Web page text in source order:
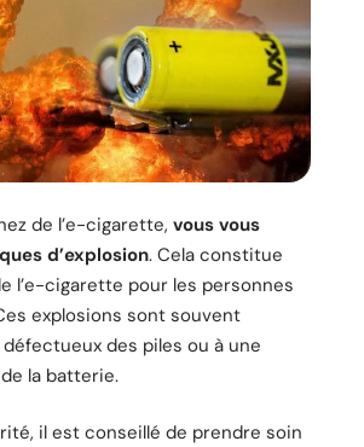
de l’e-cigarette, vous vous
d’explosion. Cela constitue
l’e-cigarette pour les personnes
explosions sont souvent
des piles ou à une
la batterie.
il est conseillé de prendre soin